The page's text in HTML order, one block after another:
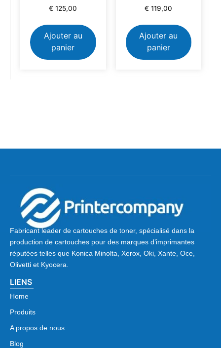
€ 125,00
Ajouter au
panier
€ 119,00
Ajouter au
panier
Fabricant leader de cartouches de toner, spécialisé dans la
production de cartouches pour des marques d’imprimantes
réputées telles que Konica Minolta, Xerox, Oki, Xante, Oce,
Olivetti et Kyocera.
LIENS
Home
Produits
A propos de nous
Blog